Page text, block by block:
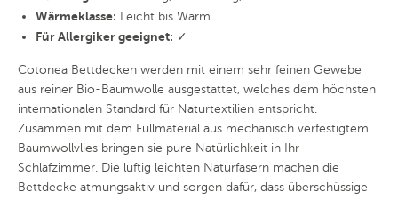
Wärmeklasse: Leicht bis Warm
Für Allergiker geeignet: ✓
Cotonea Bettdecken werden mit einem sehr feinen Gewebe
aus reiner Bio-Baumwolle ausgestattet, welches dem höchsten
internationalen Standard für Naturtextilien entspricht.
Zusammen mit dem Füllmaterial aus mechanisch verfestigtem
Baumwollvlies bringen sie pure Natürlichkeit in Ihr
Schlafzimmer. Die luftig leichten Naturfasern machen die
Bettdecke atmungsaktiv und sorgen dafür, dass überschüssige